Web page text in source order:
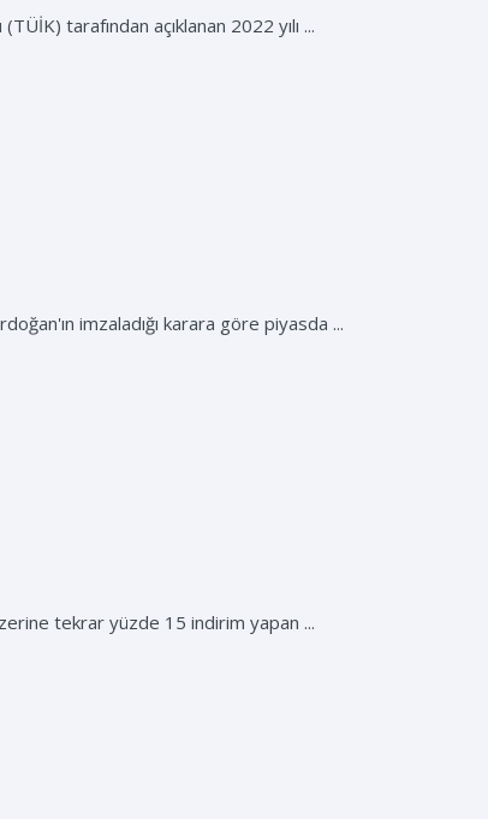
tarafından açıklanan 2022 yılı ...
imzaladığı karara göre piyasda ...
tekrar yüzde 15 indirim yapan ...